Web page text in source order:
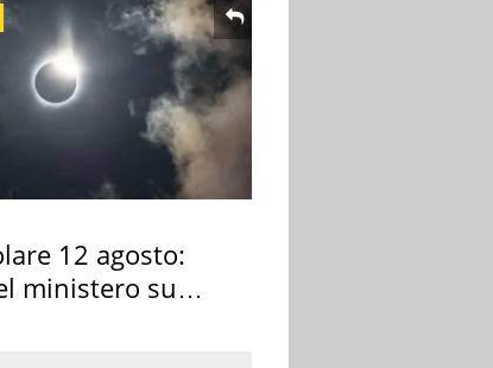
12 agosto:
ministero su